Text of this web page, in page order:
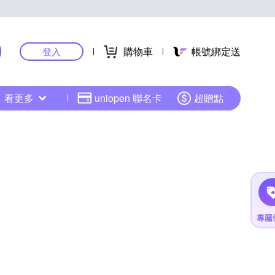
登入 購物車 帳號綁定送
看更多 uniopen 聯名卡 超贈點